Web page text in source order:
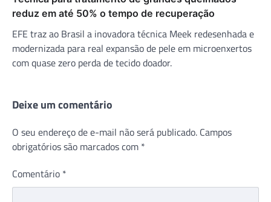
reduz em até 50% o tempo de recuperação
EFE traz ao Brasil a inovadora técnica Meek redesenhada e
modernizada para real expansão de pele em microenxertos
com quase zero perda de tecido doador.
Deixe um comentário
O seu endereço de e-mail não será publicado. Campos
obrigatórios são marcados com *
Comentário *